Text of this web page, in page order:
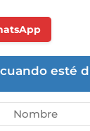
esté